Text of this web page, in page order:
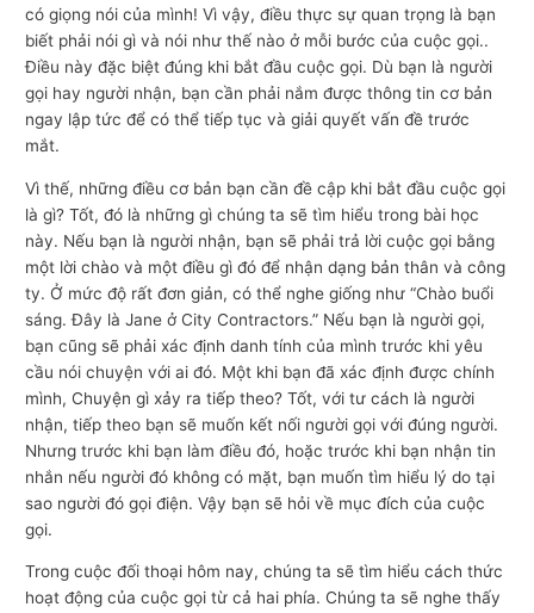
có giọng nói của mình! Vì vậy, điều thực sự quan trọng là bạn
biết phải nói gì và nói như thế nào ở mỗi bước của cuộc gọi..
Điều này đặc biệt đúng khi bắt đầu cuộc gọi. Dù bạn là người
gọi hay người nhận, bạn cần phải nắm được thông tin cơ bản
ngay lập tức để có thể tiếp tục và giải quyết vấn đề trước
mắt.
Vì thế, những điều cơ bản bạn cần đề cập khi bắt đầu cuộc gọi
là gì? Tốt, đó là những gì chúng ta sẽ tìm hiểu trong bài học
này. Nếu bạn là người nhận, bạn sẽ phải trả lời cuộc gọi bằng
một lời chào và một điều gì đó để nhận dạng bản thân và công
ty. Ở mức độ rất đơn giản, có thể nghe giống như “Chào buổi
sáng. Đây là Jane ở City Contractors.” Nếu bạn là người gọi,
bạn cũng sẽ phải xác định danh tính của mình trước khi yêu
cầu nói chuyện với ai đó. Một khi bạn đã xác định được chính
mình, Chuyện gì xảy ra tiếp theo? Tốt, với tư cách là người
nhận, tiếp theo bạn sẽ muốn kết nối người gọi với đúng người.
Nhưng trước khi bạn làm điều đó, hoặc trước khi bạn nhận tin
nhắn nếu người đó không có mặt, bạn muốn tìm hiểu lý do tại
sao người đó gọi điện. Vậy bạn sẽ hỏi về mục đích của cuộc
gọi.
Trong cuộc đối thoại hôm nay, chúng ta sẽ tìm hiểu cách thức
hoạt động của cuộc gọi từ cả hai phía. Chúng ta sẽ nghe thấy